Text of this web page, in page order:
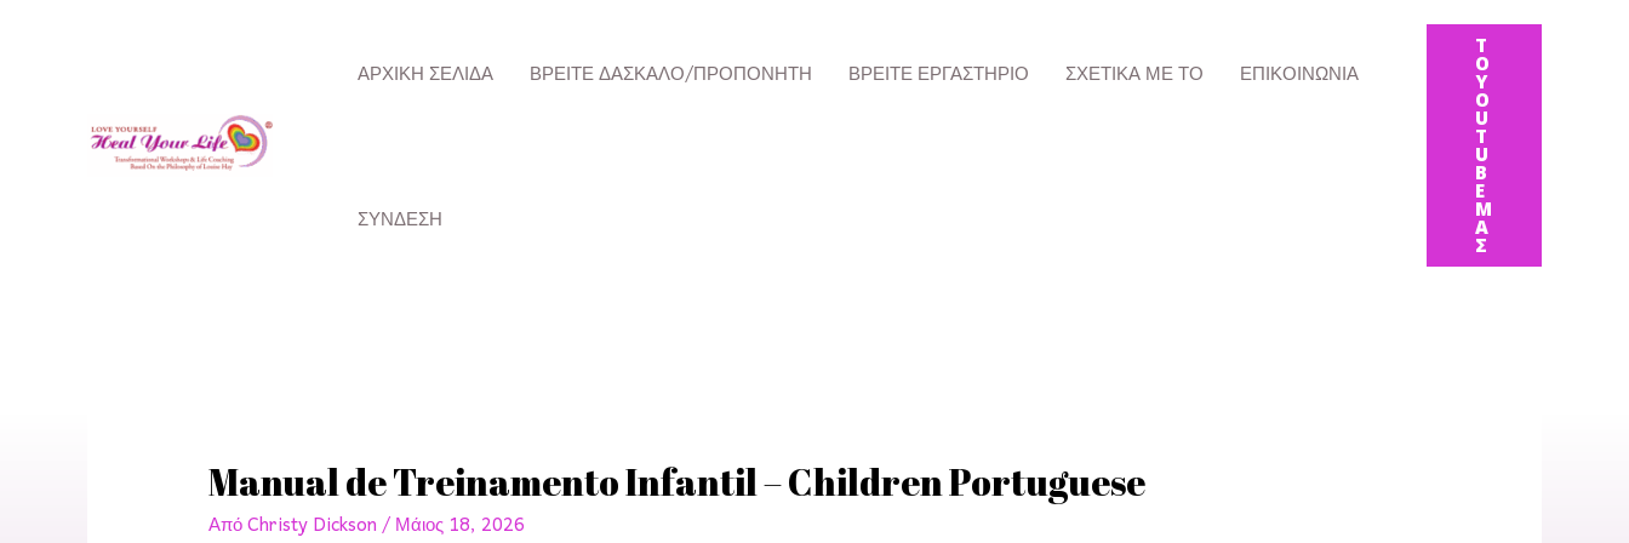
ΑΡΧΙΚΉ ΣΕΛΊΔΑ ΒΡΕΊΤΕ ΔΆΣΚΑΛΟ/ΠΡΟΠΟΝΗΤΉ ΒΡΕΊΤΕ ΕΡΓΑΣΤΉΡΙΟ ΣΧΕΤΙΚΆ ΜΕ ΤΟ ΕΠΙΚΟΙΝΩΝΊΑ
ΣΎΝΔΕΣΗ
Τ
Ο
Y
O
U
T
U
B
E
Μ
Α
Σ
Manual de Treinamento Infantil – Children Portuguese
ΑπόChristy Dickson/ Μάιος 18, 2026